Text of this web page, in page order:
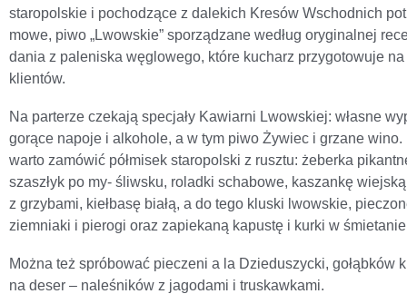
staropolskie i pocho­dzące z dalekich Kresów Wschodnich
mowe, piwo „Lwowskie” sporządzane według ory­ginalnej
dania z paleniska węglo­wego, które kucharz przy­gotowuje
klien­tów.
Na parterze czekają specjały Kawiarni Lwow­skiej: własne
gorące napoje i alkohole, a w tym piwo Żywiec i grzane wino.
warto zamówić półmisek staropolski z rusztu: żeber­ka
szaszłyk po my- śliwsku, roladki schabowe, kaszan­kę
z grzybami, kieł­basę białą, a do tego kluski lwowskie,
ziemniaki i pierogi oraz za­piekaną kapustę i kurki w
Można też spróbować pieczeni a la Dzieduszycki, gołąbków
na deser – naleśników z jagodami i truskawkami.